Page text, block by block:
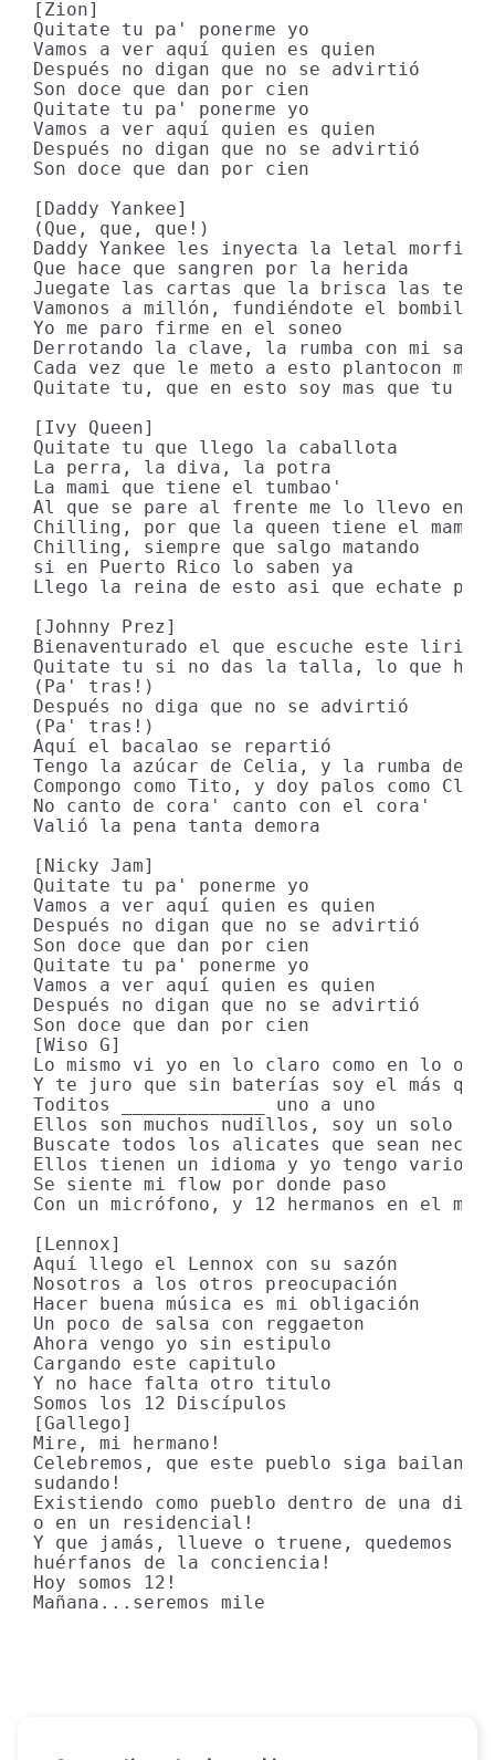
[Zion]
Quitate tu pa' ponerme yo
Vamos a ver aquí quien es quien
Después no digan que no se advirtió
Son doce que dan por cien
Quitate tu pa' ponerme yo
Vamos a ver aquí quien es quien
Después no digan que no se advirtió
Son doce que dan por cien
[Daddy Yankee]
(Que, que, que!)
Daddy Yankee les inyecta la letal morfina
Que hace que sangren por la herida
Juegate las cartas que la brisca las
Vamonos a millón, fundiéndote el
Yo me paro firme en el soneo
Derrotando la clave, la rumba con mi
Cada vez que le meto a esto plantocon mi
Quitate tu, que en esto soy mas que tu
[Ivy Queen]
Quitate tu que llego la caballota
La perra, la diva, la potra
La mami que tiene el tumbao'
Al que se pare al frente me lo llevo
Chilling, por que la queen tiene el mambo
Chilling, siempre que salgo matando
si en Puerto Rico lo saben ya
Llego la reina de esto asi que echate
[Johnny Prez]
Bienaventurado el que escuche este
Quitate tu si no das la talla, lo que hay
(Pa' tras!)
Después no diga que no se advirtió
(Pa' tras!)
Aquí el bacalao se repartió
Tengo la azúcar de Celia, y la rumba de
Compongo como Tito, y doy palos como
No canto de cora' canto con el cora'
Valió la pena tanta demora
[Nicky Jam]
Quitate tu pa' ponerme yo
Vamos a ver aquí quien es quien
Después no digan que no se advirtió
Son doce que dan por cien
Quitate tu pa' ponerme yo
Vamos a ver aquí quien es quien
Después no digan que no se advirtió
Son doce que dan por cien
[Wiso G]
Lo mismo vi yo en lo claro como en lo
Y te juro que sin baterías soy el más que
Toditos _____________ uno a uno
Ellos son muchos nudillos, soy un solo
Buscate todos los alicates que sean
Ellos tienen un idioma y yo tengo varios
Se siente mi flow por donde paso
Con un micrófono, y 12 hermanos en el
[Lennox]
Aquí llego el Lennox con su sazón
Nosotros a los otros preocupación
Hacer buena música es mi obligación
Un poco de salsa con reggaeton
Ahora vengo yo sin estipulo
Cargando este capitulo
Y no hace falta otro titulo
Somos los 12 Discípulos
[Gallego]
Mire, mi hermano!
Celebremos, que este pueblo siga
sudando!
Existiendo como pueblo dentro de una
o en un residencial!
Y que jamás, llueve o truene, quedemos
huérfanos de la conciencia!
Hoy somos 12!
Mañana...seremos mile